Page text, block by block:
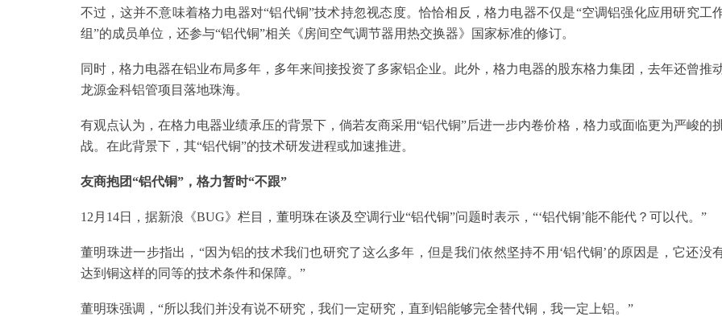
不过，这并不意味着格力电器对“铝代铜”技术持忽视态度。恰恰相反，格力电器不仅是“空调铝强化应用研究工
组”的成员单位，还参与“铝代铜”相关《房间空气调节器用热交换器》国家标准的修订。
同时，格力电器在铝业布局多年，多年来间接投资了多家铝企业。此外，格力电器的股东格力集团，去年还曾推
龙源金科铝管项目落地珠海。
有观点认为，在格力电器业绩承压的背景下，倘若友商采用“铝代铜”后进一步内卷价格，格力或面临更为严峻的
战。在此背景下，其“铝代铜”的技术研发进程或加速推进。
友商抱团“铝代铜”，格力暂时“不跟”
12月14日，据新浪《BUG》栏目，董明珠在谈及空调行业“铝代铜”问题时表示，“‘铝代铜’能不能代？可以代。”
董明珠进一步指出，“因为铝的技术我们也研究了这么多年，但是我们依然坚持不用‘铝代铜’的原因是，它还没
达到铜这样的同等的技术条件和保障。”
董明珠强调，“所以我们并没有说不研究，我们一定研究，直到铝能够完全替代铜，我一定上铝。”